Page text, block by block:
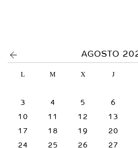
AGOSTO
L M X J
3
4 5 6
10
11 12 13
17
18 19 20
24
25 26 27